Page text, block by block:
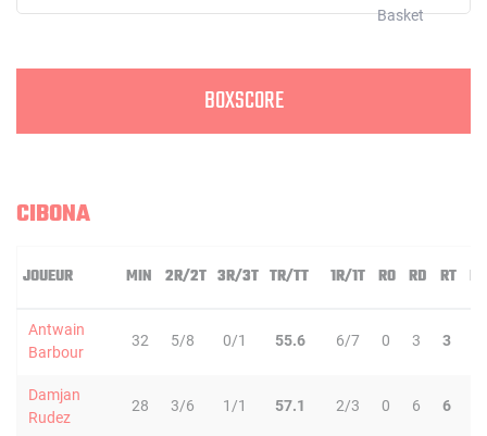
BOXSCORE
CIBONA
JOUEUR MIN 2R/2T 3R/3T TR/TT 1R/1T RO RD RT PD
Antwain
Barbour
32 5/8 0/1 55.6 6/7 0 3 3
Damjan
Rudez
28 3/6 1/1 57.1 2/3 0 6 6